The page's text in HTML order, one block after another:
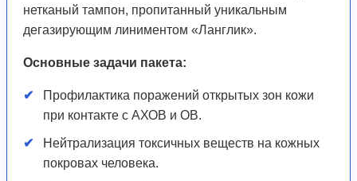
нетканый тампон, пропитанный уникальным
дегазирующим линиментом «Ланглик».
Основные задачи пакета:
Профилактика поражений открытых зон кожи
при контакте с АХОВ и ОВ.
Нейтрализация токсичных веществ на кожных
покровах человека.